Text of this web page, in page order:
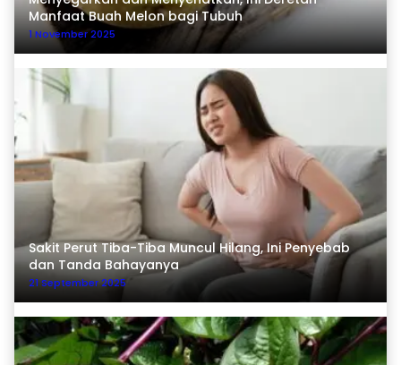
Manfaat Buah Melon bagi Tubuh
1 November 2025
Sakit Perut Tiba-Tiba Muncul Hilang, Ini Penyebab
dan Tanda Bahayanya
21 September 2025